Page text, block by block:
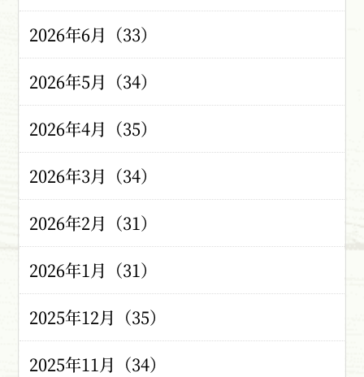
2026年6月（33）
2026年5月（34）
2026年4月（35）
2026年3月（34）
2026年2月（31）
2026年1月（31）
2025年12月（35）
2025年11月（34）